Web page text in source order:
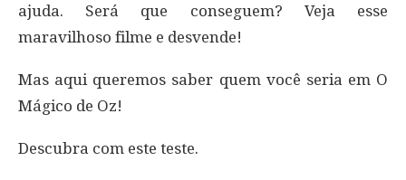
ajuda. Será que conseguem? Veja esse
maravilhoso filme e desvende!
Mas aqui queremos saber quem você seria em O
Mágico de Oz!
Descubra com este teste.